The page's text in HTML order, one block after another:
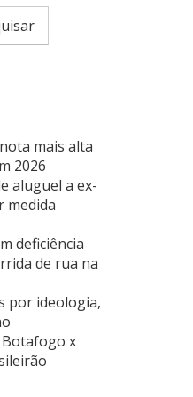
mais alta
2026
aluguel a ex-
medida
deficiência
de rua na
por ideologia,
x